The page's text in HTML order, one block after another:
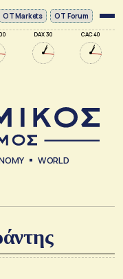
DAX 30 CAC 40
ΟΤ Markets OT Forum
WORLD